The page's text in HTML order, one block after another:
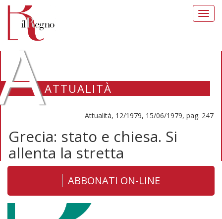
ATTUALITÀ
Attualità, 12/1979, 15/06/1979, pag. 247
Grecia: stato e chiesa. Si
allenta la stretta
ABBONATI ON-LINE